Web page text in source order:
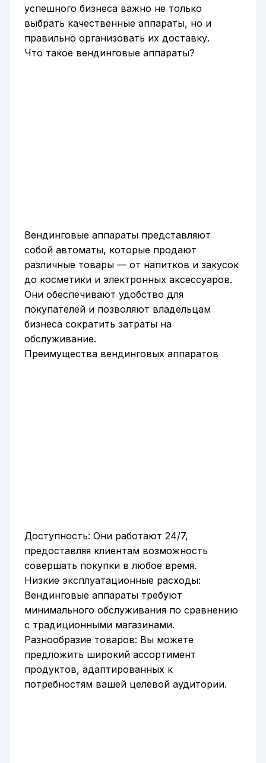
успешного бизнеса важно не только
выбрать качественные аппараты, но и
правильно организовать их доставку.
Что такое вендинговые аппараты?
Вендинговые аппараты представляют
собой автоматы, которые продают
различные товары — от напитков и закусок
до косметики и электронных аксессуаров.
Они обеспечивают удобство для
покупателей и позволяют владельцам
бизнеса сократить затраты на
обслуживание.
Преимущества вендинговых аппаратов
Доступность: Они работают 24/7,
предоставляя клиентам возможность
совершать покупки в любое время.
Низкие эксплуатационные расходы:
Вендинговые аппараты требуют
минимального обслуживания по сравнению
с традиционными магазинами.
Разнообразие товаров: Вы можете
предложить широкий ассортимент
продуктов, адаптированных к
потребностям вашей целевой аудитории.